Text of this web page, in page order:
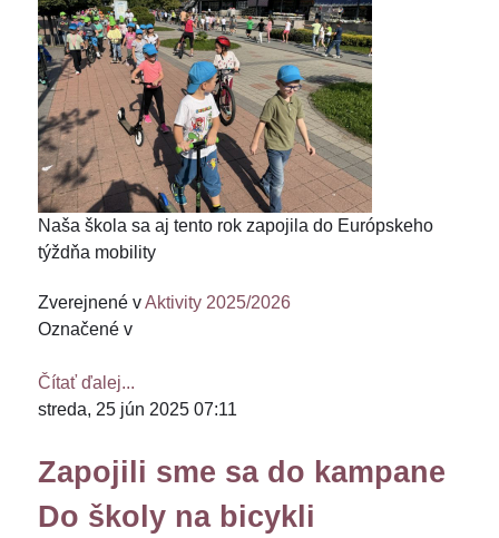
Naša škola sa aj tento rok zapojila do Európskeho
týždňa mobility
Zverejnené vAktivity 2025/2026
Označené v
Čítať ďalej...
streda, 25 jún 2025 07:11
Zapojili sme sa do kampane
Do školy na bicykli